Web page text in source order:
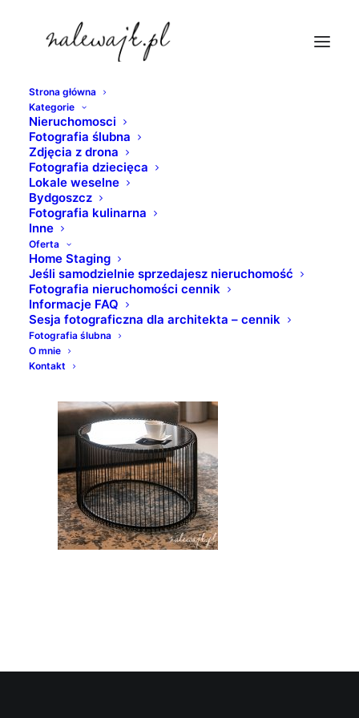
Strona główna
Kategorie
Nieruchomosci
Fotografia ślubna
Zdjęcia z drona
Fotografia dziecięca
Lokale weselne
Bydgoszcz
Fotografia kulinarna
Inne
Oferta
Home Staging
Jeśli samodzielnie sprzedajesz nieruchomość
Fotografia nieruchomości cennik
Informacje FAQ
Sesja fotograficzna dla architekta – cennik
Fotografia ślubna
O mnie
Kontakt
mieszkania-torun
Strona Główna
Mieszkanie do wynajęcia | River Tower Bydgoszcz | Sesja
fotograficzna mieszkania